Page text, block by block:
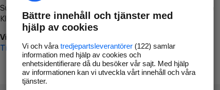
Surfa till
Klicka påTillbaka-knappen i webbläsaren och försök igen
Vi beklagar besväret!
Till startsidan
Bättre innehåll och tjänster med
hjälp av cookies
Vi och våra tredjepartsleverantörer(122) samlar
information med hjälp av cookies och
enhetsidentifierare då du besöker vår sajt. Med hjälp
av informationen kan vi utveckla vårt innehåll och våra
tjänster.